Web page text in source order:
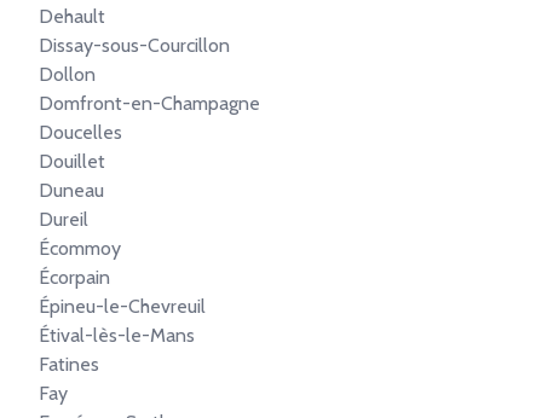
Dehault
Dissay-sous-Courcillon
Dollon
Domfront-en-Champagne
Doucelles
Douillet
Duneau
Dureil
Écommoy
Écorpain
Épineu-le-Chevreuil
Étival-lès-le-Mans
Fatines
Fay